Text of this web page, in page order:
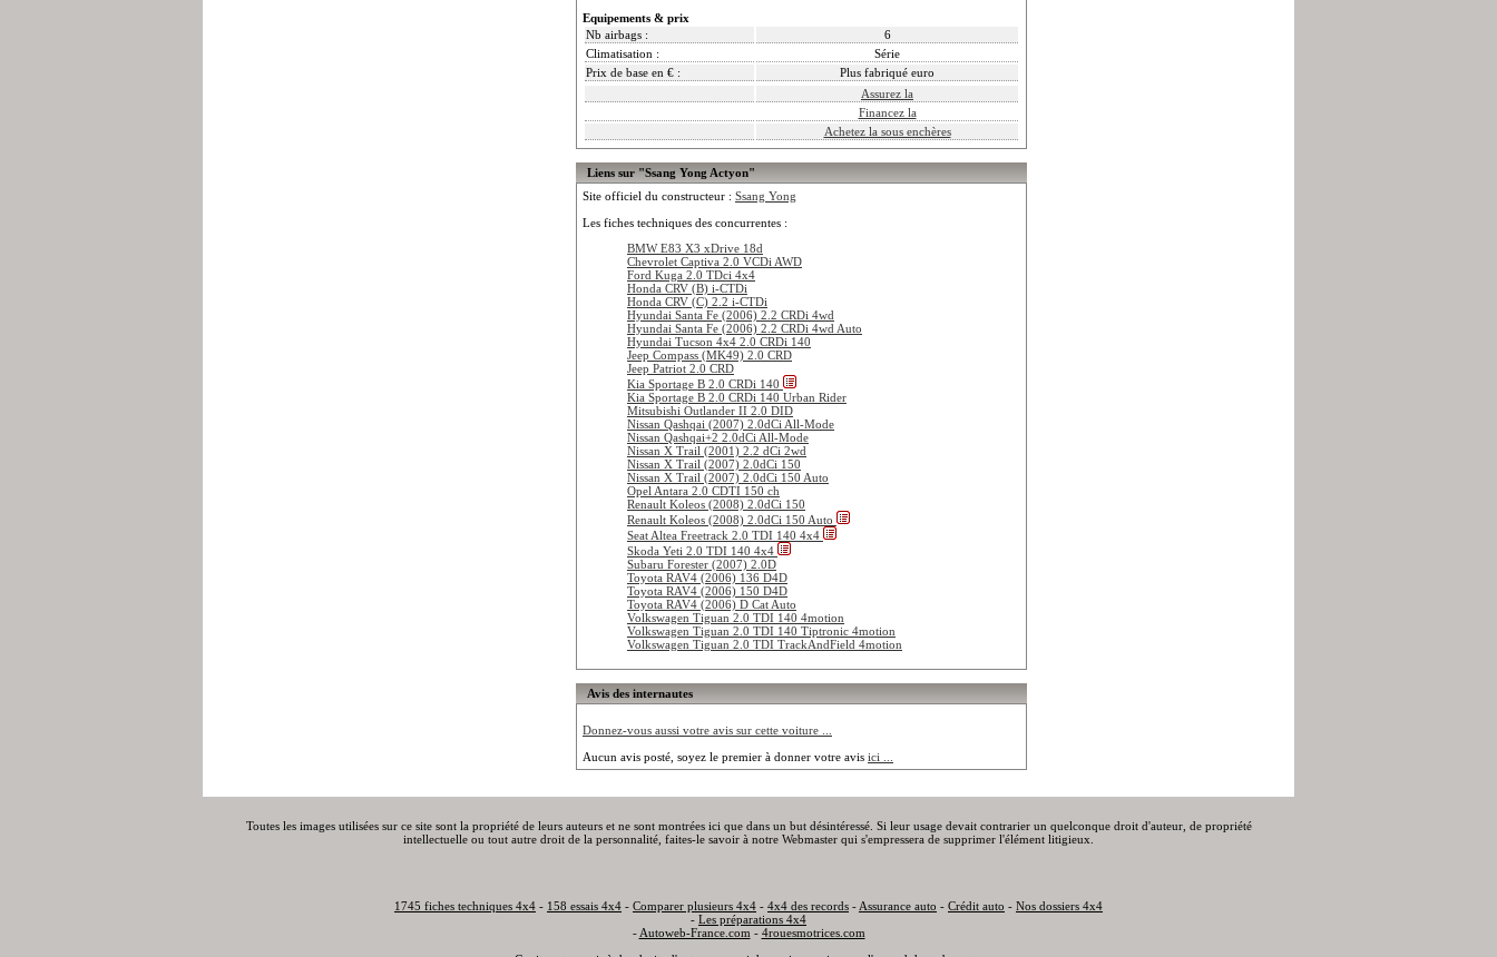
Equipements & prix
Nb airbags :
6
Climatisation :
Série
Prix de base en € :
Plus fabriqué euro
Assurez la
Financez la
Achetez la sous enchères
Liens sur "Ssang Yong Actyon"
Site officiel du constructeur : Ssang Yong
Les fiches techniques des concurrentes :
BMW E83 X3 xDrive 18d
Chevrolet Captiva 2.0 VCDi AWD
Ford Kuga 2.0 TDci 4x4
Honda CRV (B) i-CTDi
Honda CRV (C) 2.2 i-CTDi
Hyundai Santa Fe (2006) 2.2 CRDi 4wd
Hyundai Santa Fe (2006) 2.2 CRDi 4wd Auto
Hyundai Tucson 4x4 2.0 CRDi 140
Jeep Compass (MK49) 2.0 CRD
Jeep Patriot 2.0 CRD
Kia Sportage B 2.0 CRDi 140
Kia Sportage B 2.0 CRDi 140 Urban Rider
Mitsubishi Outlander II 2.0 DID
Nissan Qashqai (2007) 2.0dCi All-Mode
Nissan Qashqai+2 2.0dCi All-Mode
Nissan X Trail (2001) 2.2 dCi 2wd
Nissan X Trail (2007) 2.0dCi 150
Nissan X Trail (2007) 2.0dCi 150 Auto
Opel Antara 2.0 CDTI 150 ch
Renault Koleos (2008) 2.0dCi 150
Renault Koleos (2008) 2.0dCi 150 Auto
Seat Altea Freetrack 2.0 TDI 140 4x4
Skoda Yeti 2.0 TDI 140 4x4
Subaru Forester (2007) 2.0D
Toyota RAV4 (2006) 136 D4D
Toyota RAV4 (2006) 150 D4D
Toyota RAV4 (2006) D Cat Auto
Volkswagen Tiguan 2.0 TDI 140 4motion
Volkswagen Tiguan 2.0 TDI 140 Tiptronic 4motion
Volkswagen Tiguan 2.0 TDI TrackAndField 4motion
Avis des internautes
Donnez-vous aussi votre avis sur cette voiture ...
Aucun avis posté, soyez le premier à donner votre avis ici ...
Toutes les images utilisées sur ce site sont la propriété de leurs auteurs et ne sont montrées ici que dans un but désintéressé. Si leur usage devait contrarier un quelconque droit d'auteur, de propriété
intellectuelle ou tout autre droit de la personnalité, faites-le savoir à notre Webmaster qui s'empressera de supprimer l'élément litigieux.
1745 fiches techniques 4x4 - 158 essais 4x4 - Comparer plusieurs 4x4 - 4x4 des records - Assurance auto - Crédit auto - Nos dossiers 4x4
- Les préparations 4x4
- Autoweb-France.com - 4rouesmotrices.com